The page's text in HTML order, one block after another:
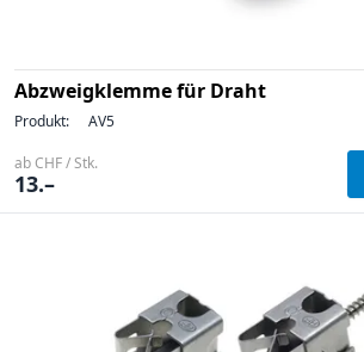
Abzweigklemme für Draht
Produkt: AV5
ab CHF / Stk.
13.–